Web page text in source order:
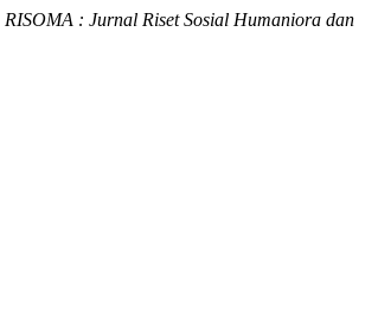
RISOMA : Jurnal Riset Sosial Humaniora dan